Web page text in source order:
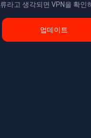
류라고 생각되면 VPN을 확인
업데이트